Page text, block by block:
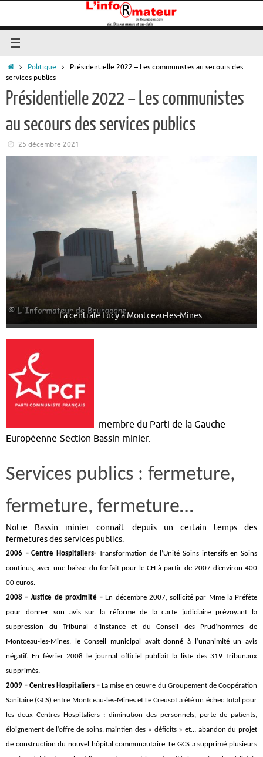
contenu
AccueilPolitique
Présidentielle 2022 – Les communistes au secours des
services publics
Présidentielle 2022 – Les communistes
au secours des services publics
25 décembre 2021
La centrale Lucy à Montceau-les-Mines.
membre du Parti de la Gauche
Européenne-Section Bassin minier.
Services publics : fermeture,
fermeture, fermeture…
Notre Bassin minier connaît depuis un certain temps des
fermetures des services publics.
2006 –Centre Hospitaliers- Transformation de l’Unité Soins intensifs en Soins
continus, avec une baisse du forfait pour le CH à partir de 2007 d’environ 400
00 euros.
2008 – Justice de proximité– En décembre 2007, sollicité par Mme la Préfète
pour donner son avis sur la réforme de la carte judiciaire prévoyant la
suppression du Tribunal d’Instance et du Conseil des Prud’hommes de
Montceau-les-Mines, le Conseil municipal avait donné à l’unanimité un avis
négatif. En février 2008 le journal officiel publiait la liste des 319 Tribunaux
supprimés.
2009 – Centres Hospitaliers – La mise en œuvre du Groupement de Coopération
Sanitaire (GCS) entre Montceau-les-Mines et Le Creusot a été un échec total pour
les deux Centres Hospitaliers : diminution des personnels, perte de patients,
éloignement de l’offre de soins, maintien des « déficits » et… abandon du projet
de construction du nouvel hôpital communautaire. Le GCS a supprimé plusieurs